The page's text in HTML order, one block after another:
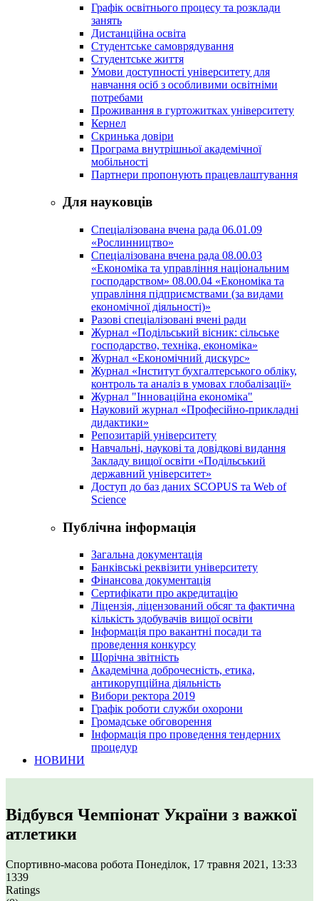
Графік освітнього процесу та розклади
занять
Дистанційна освіта
Студентське самоврядування
Студентське життя
Умови доступності університету для
навчання осіб з особливими освітніми
потребами
Проживання в гуртожитках університету
Кернел
Скринька довіри
Програма внутрішньої академічної
мобільності
Партнери пропонують працевлаштування
Для науковців
Спеціалізована вчена рада 06.01.09
«Рослинництво»
Спеціалізована вчена рада 08.00.03
«Економіка та управління національним
господарством» 08.00.04 «Економіка та
управління підприємствами (за видами
економічної діяльності)»
Разові спеціалізовані вчені ради
Журнал «Подільський вісник: сільське
господарство, техніка, економіка»
Журнал «Економічний дискурс»
Журнал «Інститут бухгалтерського обліку,
контроль та аналіз в умовах глобалізації»
Журнал "Інноваційна економіка"
Науковий журнал «Професійно-прикладні
дидактики»
Репозитарій університету
Навчальні, наукові та довідкові видання
Закладу вищої освіти «Подільський
державний університет»
Доступ до баз даних SCOPUS та Web of
Science
Публічна інформація
Загальна документація
Банківські реквізити університету
Фінансова документація
Сертифікати про акредитацію
Ліцензія, ліцензований обсяг та фактична
кількість здобувачів вищої освіти
Інформація про вакантні посади та
проведення конкурсу
Щорічна звітність
Академічна доброчесність, етика,
антикорупційна діяльність
Вибори ректора 2019
Графік роботи служби охорони
Громадське обговорення
Інформація про проведення тендерних
процедур
НОВИНИ
Відбувся Чемпіонат України з важкої
атлетики
Спортивно-масова робота Понеділок, 17 травня 2021, 13:33
1339
Ratings